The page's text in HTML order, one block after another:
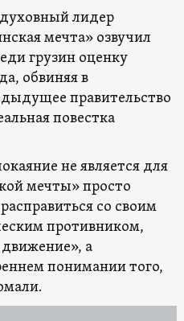
лидер
мечта» озвучил
грузин оценку
обвиняя в
правительство
повестка
не является для
мечты» просто
со своим
противником,
а
понимании того,